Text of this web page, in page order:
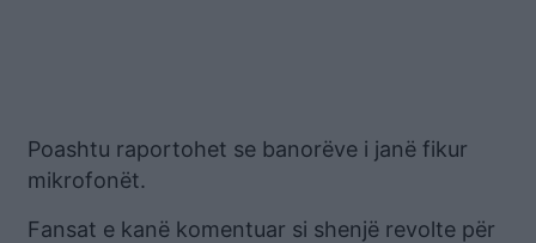
Poashtu raportohet se banorëve i janë fikur
mikrofonët.
Fansat e kanë komentuar si shenjë revolte për